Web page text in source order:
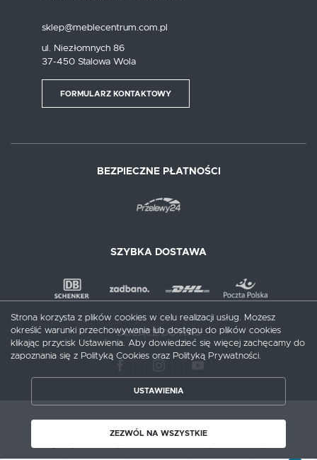
sklep@meblecentrum.com.pl
ul. Niezłomnych 86
37-450 Stalowa Wola
FORMULARZ KONTAKTOWY
BEZPIECZNE PŁATNOŚCI
SZYBKA DOSTAWA
DOŁĄCZ DO NAS
Copyright by meblecentrum.com.pl
Strona korzysta z plików cookies w celu realizacji usług. Możesz
określić warunki przechowywania lub dostępu do plików cookies
klikając przycisk Ustawienia. Aby dowiedzieć się więcej zachęcamy do
zapoznania się z Polityką Cookies oraz Polityką Prywatności.
USTAWIENIA
ZEZWÓL NA WSZYSTKIE
ZAPISZ WYBRANE